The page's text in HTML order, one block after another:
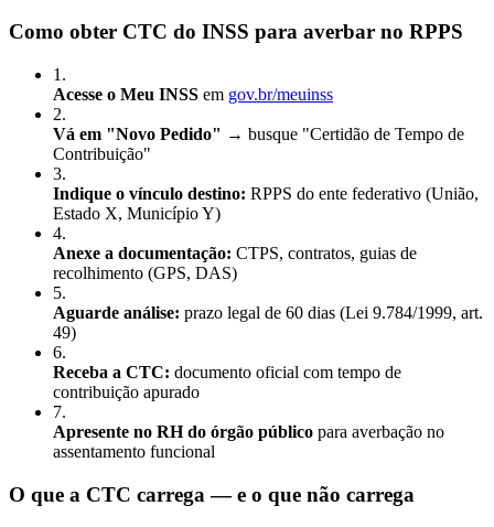
Como obter CTC do INSS para averbar no RPPS
1 .
Acesse o Meu INSS em gov.br/meuinss
2.
Vá em "Novo Pedido" → busque "Certidão de Tempo de
Contribuição"
3.
Indique o vínculo destino: RPPS do ente federativo (União,
Estado X, Município Y)
4.
Anexe a documentação: CTPS, contratos, guias de
recolhimento (GPS, DAS)
5.
Aguarde análise: prazo legal de 60 dias (Lei 9.784/1999, art.
49)
6.
Receba a CTC: documento oficial com tempo de
contribuição apurado
7.
Apresente no RH do órgão público para averbação no
assentamento funcional
O que a CTC carrega — e o que não carrega